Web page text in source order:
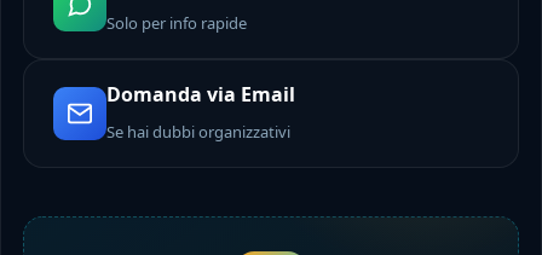
Solo per info rapide
Domanda via Email
Se hai dubbi organizzativi